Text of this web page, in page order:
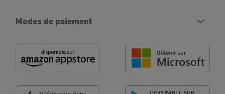
Modes de paiement